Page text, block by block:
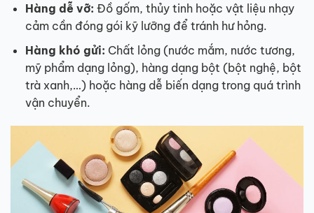
Hàng dễ vỡ: Đồ gốm, thủy tinh hoặc vật liệu nhạy
cảm cần đóng gói kỹ lưỡng để tránh hư hỏng.
Hàng khó gửi: Chất lỏng (nước mắm, nước tương,
mỹ phẩm dạng lỏng), hàng dạng bột (bột nghệ, bột
trà xanh,…) hoặc hàng dễ biến dạng trong quá trình
vận chuyển.